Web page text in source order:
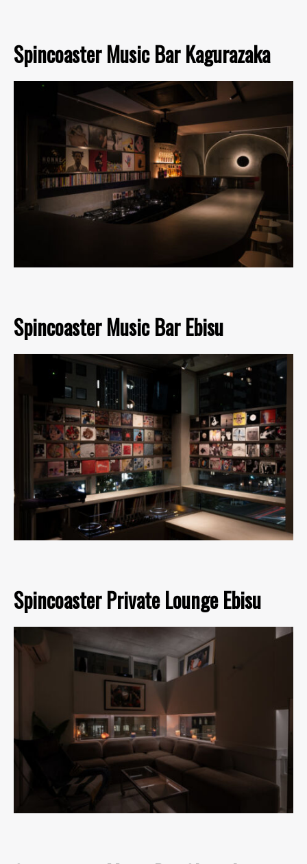
Spincoaster Music Bar Kagurazaka
Spincoaster Music Bar Ebisu
Spincoaster Private Lounge Ebisu